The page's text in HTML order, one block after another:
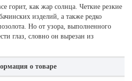
горит, как жар солнца. Четкие резкие
изделий, а также редко
Но от узора, выполненного
глаз, словно он вырезан из
о товаре